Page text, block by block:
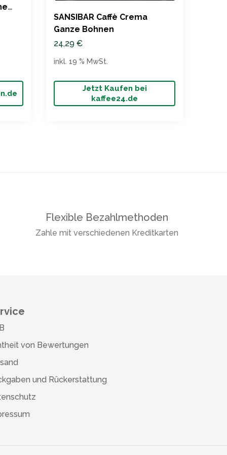
SANSIBAR Caffè Crema
Ganze Bohnen
24,29 €
Jetzt Kaufen bei
kaffee24.de
inkl. 19 % MwSt.
Flexible Bezahlmethoden
Zahle mit verschiedenen Kreditkarten
von Bewertungen
und Rückerstattung